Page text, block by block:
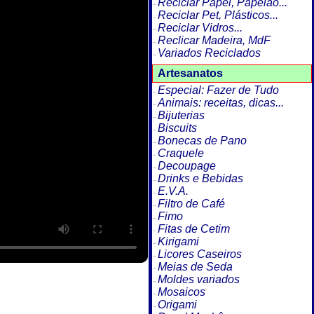
Reciclar Papel, Papelão...
Reciclar Pet, Plásticos...
Reciclar Vidros...
Reclicar Madeira, MdF
Variados Reciclados
Artesanatos
Especial: Fazer de Tudo
Animais: receitas, dicas...
Bijuterias
Biscuits
Bonecas de Pano
Craquele
Decoupage
Drinks e Bebidas
E.V.A.
Filtro de Café
Fimo
Fitas de Cetim
Kirigami
Licores Caseiros
Meias de Seda
Moldes variados
Mosaicos
Origami